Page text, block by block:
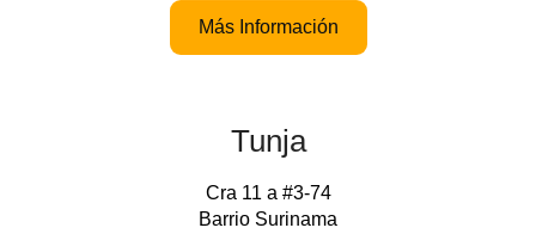
Más Información
Tunja
Cra 11 a #3-74
Barrio Surinama